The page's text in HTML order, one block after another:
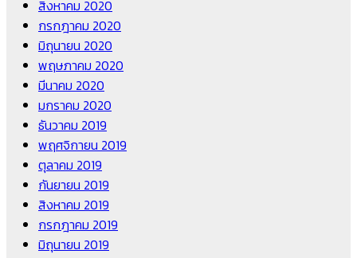
สิงหาคม 2020
กรกฎาคม 2020
มิถุนายน 2020
พฤษภาคม 2020
มีนาคม 2020
มกราคม 2020
ธันวาคม 2019
พฤศจิกายน 2019
ตุลาคม 2019
กันยายน 2019
สิงหาคม 2019
กรกฎาคม 2019
มิถุนายน 2019